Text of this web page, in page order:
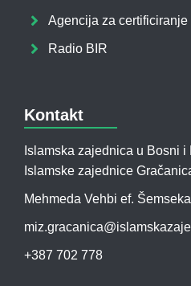
Agencija za
Radio BIR
Kontakt
Islamska zajednica u Bosni
Islamske zajednice
Mehmeda Vehbi ef.
+387 702 778